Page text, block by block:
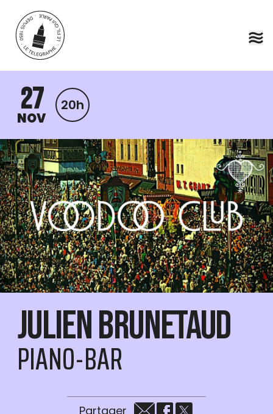
Aller au contenu principal
27
NOV
20h
Julien Brunetaud
PIANO-BAR
Partager